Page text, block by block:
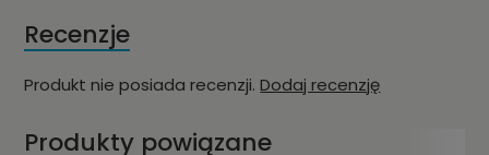
Recenzje
Produkt nie posiada recenzji.Dodaj recenzję
Produkty powiązane